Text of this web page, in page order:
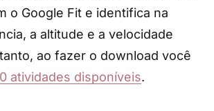
o Google Fit e identifica na
a altitude e a velocidade
ao fazer o download você
atividades disponíveis.